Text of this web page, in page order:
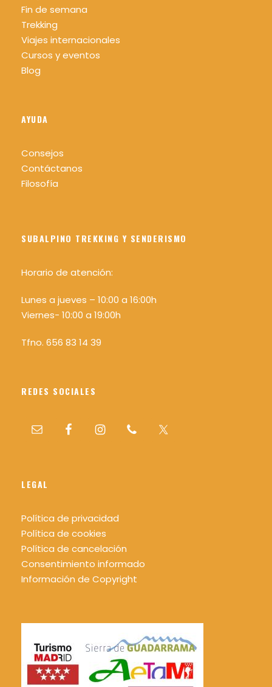
Fin de semana
Trekking
Viajes internacionales
Cursos y eventos
Blog
AYUDA
Consejos
Contáctanos
Filosofía
SUBALPINO TREKKING Y SENDERISMO
Horario de atención:
Lunes a jueves – 10:00 a 16:00h
Viernes- 10:00 a 19:00h
Tfno. 656 83 14 39
REDES SOCIALES
LEGAL
Política de privacidad
Política de cookies
Política de cancelación
Consentimiento informado
Información de Copyright